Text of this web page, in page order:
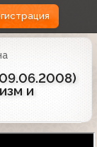
и